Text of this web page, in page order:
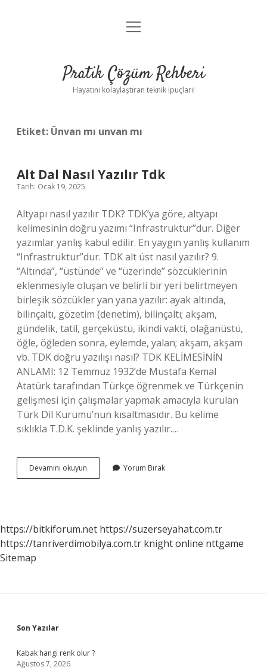
Anasayfa
Yasal Uyarı
menüyü
Pratik Çözüm Rehberi
Hayatını kolaylaştıran teknik ipuçları!
Etiket: Ünvan mı unvan mı
Alt Dal Nasıl Yazılır Tdk
Tarih: Ocak 19, 2025
Altyapı nasıl yazılır TDK? TDK’ya göre, altyapı
kelimesinin doğru yazımı “Infrastruktur”dur. Diğer
yazımlar yanlış kabul edilir. En yaygın yanlış kullanım
“Infrastruktur”dur. TDK alt üst nasıl yazılır? 9.
“Altında”, “üstünde” ve “üzerinde” sözcüklerinin
eklenmesiyle oluşan ve belirli bir yeri belirtmeyen
birleşik sözcükler yan yana yazılır: ayak altında,
bilinçaltı, gözetim (denetim), bilinçaltı; akşam,
gündelik, tatil, gerçeküstü, ikindi vakti, olağanüstü,
öğle, öğleden sonra, eylemde, yalan; akşam, akşam
vb. TDK doğru yazılışı nasıl? TDK KELİMESİNİN
ANLAMI: 12 Temmuz 1932’de Mustafa Kemal
Atatürk tarafından Türkçe öğrenmek ve Türkçenin
gelişmesi için çalışmalar yapmak amacıyla kurulan
Türk Dil Kurumu’nun kısaltmasıdır. Bu kelime
sıklıkla T.D.K. şeklinde yanlış yazılır.…
Devamını okuyun
Dal
Yorum Bırak
https://bitkiforum.net https://suzerseyahat.com.tr
https://tanriverdimobilya.com.tr knight online nttgame
Sitemap
Sidebar
Son Yazılar
Kabak hangi renk olur ?
Ağustos 7, 2026